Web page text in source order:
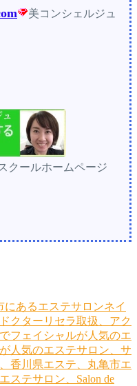
美コンシェルジュ
クールホームページ
にあるエステサロンネイ
クターリセラ取扱、アク
フェイシャルが人気のエ
人気のエステサロン、サ
香川県エステ、丸亀市エ
ステサロン、Salon de